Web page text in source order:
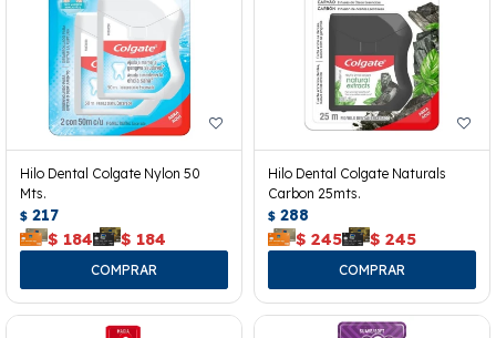
Hilo Dental Colgate Nylon 50
Mts.
$ 217
$ 184 $ 184
Hilo Dental Colgate Naturals
Carbon 25mts.
$ 288
$ 245 $ 245